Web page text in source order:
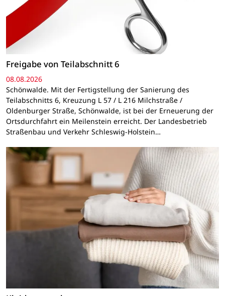
Freigabe von Teilabschnitt 6
08.08.2026
Schönwalde. Mit der Fertigstellung der Sanierung des
Teilabschnitts 6, Kreuzung L 57 / L 216 Milchstraße /
Oldenburger Straße, Schönwalde, ist bei der Erneuerung der
Ortsdurchfahrt ein Meilenstein erreicht. Der Landesbetrieb
Straßenbau und Verkehr Schleswig-Holstein…